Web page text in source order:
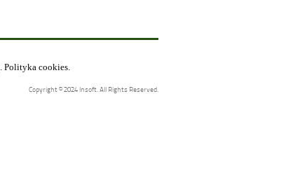
Polityka cookies.
Copyright © 2024 Insoft. All Rights Reserved.